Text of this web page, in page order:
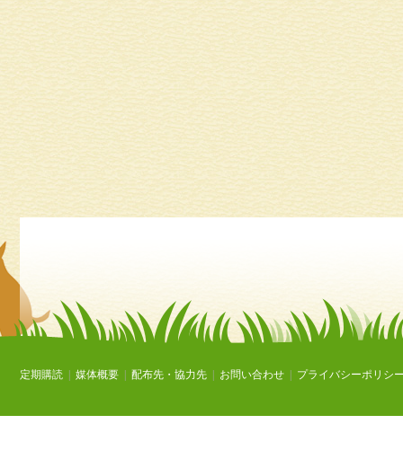
定期購読 媒体概要 配布先・協力先 お問い合わせ プライバシーポリシ